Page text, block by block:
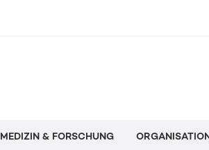
MEDIZIN & FORSCHUNG